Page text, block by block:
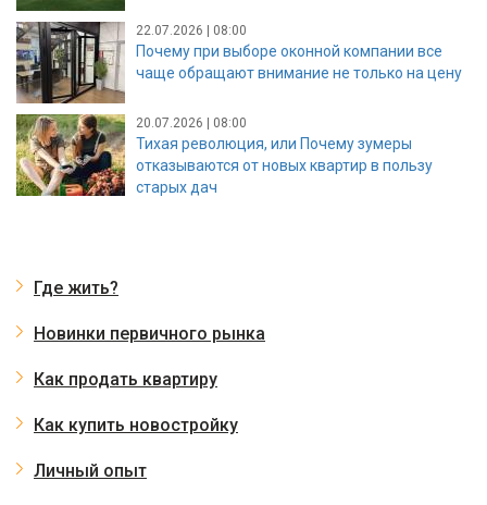
22.07.2026 | 08:00
Почему при выборе оконной компании все
чаще обращают внимание не только на цену
20.07.2026 | 08:00
Тихая революция, или Почему зумеры
отказываются от новых квартир в пользу
старых дач
Где жить?
Новинки первичного рынка
Как продать квартиру
Как купить новостройку
Личный опыт